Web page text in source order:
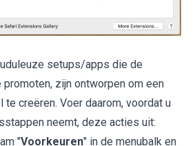
setups/apps die de
promoten, zijn ontworpen om een
te creëren. Voer daarom, voordat u
neemt, deze acties uit:
"Voorkeuren" in de menubalk en